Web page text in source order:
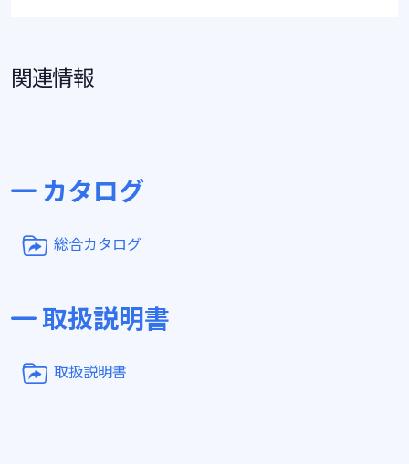
関連情報
カタログ
総合カタログ
取扱説明書
取扱説明書